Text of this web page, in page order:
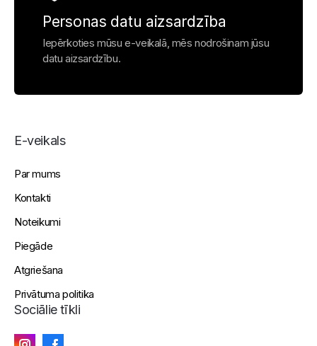
Personas datu aizsardzība
Iepērkoties mūsu e-veikalā, mēs nodrošinam jūsu
datu aizsardzību.
E-veikals
Par mums
Kontakti
Noteikumi
Piegāde
Atgriešana
Privātuma politika
Sociālie tīkli